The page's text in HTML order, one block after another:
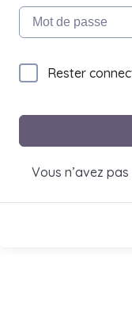
Rester
Vous n’avez